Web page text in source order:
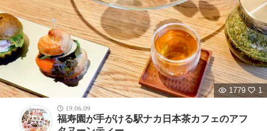
1779
1
19.06.09
福寿園が手がける駅ナカ日本茶カフェのアフ